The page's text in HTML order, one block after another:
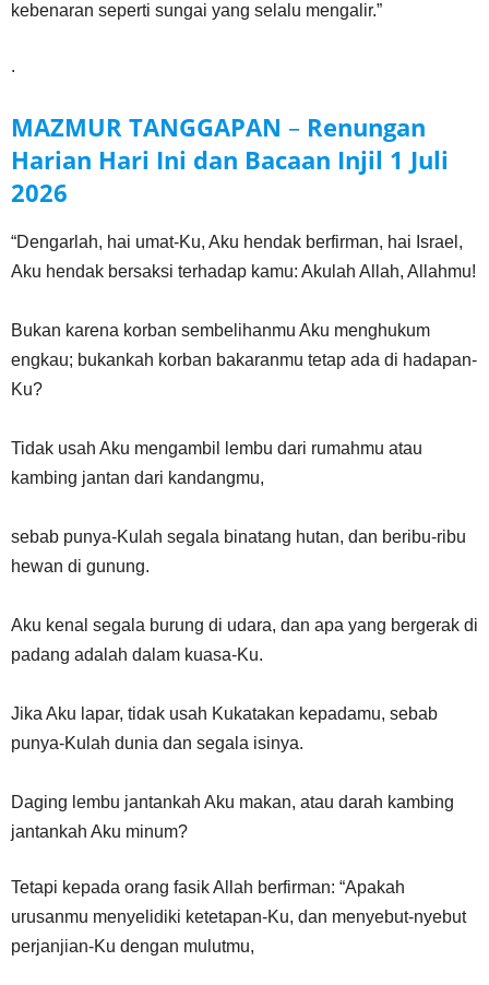
kebenaran seperti sungai yang selalu mengalir.”
.
MAZMUR TANGGAPAN – Renungan
Harian Hari Ini dan Bacaan Injil 1 Juli
2026
“Dengarlah, hai umat-Ku, Aku hendak berfirman, hai Israel,
Aku hendak bersaksi terhadap kamu: Akulah Allah, Allahmu!
Bukan karena korban sembelihanmu Aku menghukum
engkau; bukankah korban bakaranmu tetap ada di hadapan-
Ku?
Tidak usah Aku mengambil lembu dari rumahmu atau
kambing jantan dari kandangmu,
sebab punya-Kulah segala binatang hutan, dan beribu-ribu
hewan di gunung.
Aku kenal segala burung di udara, dan apa yang bergerak di
padang adalah dalam kuasa-Ku.
Jika Aku lapar, tidak usah Kukatakan kepadamu, sebab
punya-Kulah dunia dan segala isinya.
Daging lembu jantankah Aku makan, atau darah kambing
jantankah Aku minum?
Tetapi kepada orang fasik Allah berfirman: “Apakah
urusanmu menyelidiki ketetapan-Ku, dan menyebut-nyebut
perjanjian-Ku dengan mulutmu,